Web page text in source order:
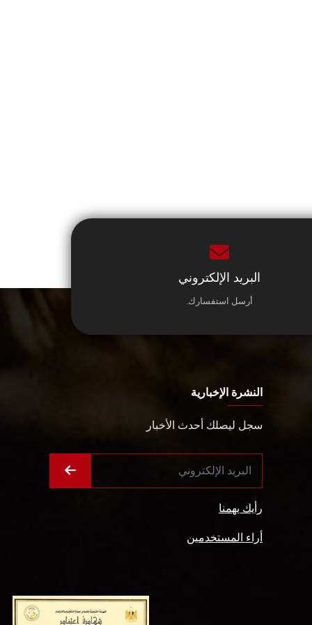
البريد الإلكتروني
أرسل استفسارك.
النشرة الإخبارية
سجل ليصلك أحدث الأخبار
رأيك يهمنا
أراء المستخدمين